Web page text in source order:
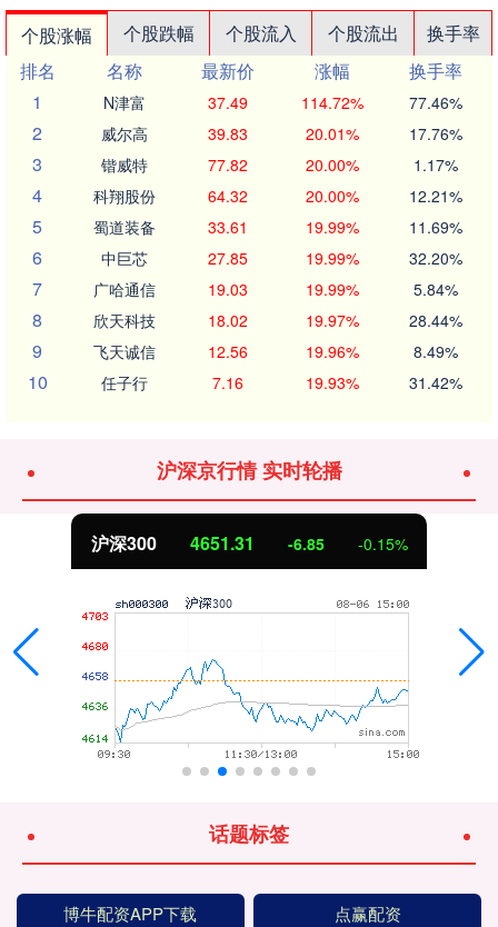
个股涨幅 个股跌幅 个股流入 个股流出
换手率
排名
名称 最新价 涨幅
换手率
1
N津富 37.49 114.72% 77.46%
2 威尔高 39.83 20.01% 17.76%
3 锴威特 77.82 20.00% 1.17%
4 科翔股份 64.32 20.00% 12.21%
5 蜀道装备 33.61 19.99% 11.69%
6 中巨芯 27.85 19.99% 32.20%
7 广哈通信 19.03 19.99% 5.84%
8 欣天科技 18.02 19.97% 28.44%
9 飞天诚信 12.56 19.96% 8.49%
10 任子行 7.16 19.93% 31.42%
沪深京行情 实时轮播
沪深300 4651.31 -6.85 -0.15%
话题标签
博牛配资APP下载 点赢配资